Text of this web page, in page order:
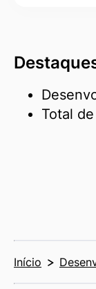
Total
Início